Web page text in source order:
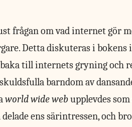
frågan om vad internet gör
Detta diskuteras i bokens
till internets gryning och
barndom av
world wide webupplevdes
ens särintressen, och